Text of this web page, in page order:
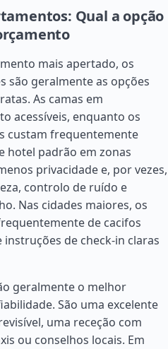
Qual a opção
mais apertado, os
são geralmente as opções
As camas em
acessíveis, enquanto os
custam frequentemente
hotel padrão em zonas
privacidade e, por vezes,
controlo de ruído e
Nas cidades maiores, os
de cacifos
de check-in claras
geralmente o melhor
São uma excelente
uma receção com
ou conselhos locais. Em